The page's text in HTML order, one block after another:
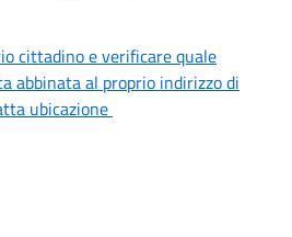
cittadino e verificare quale
abbinata al proprio indirizzo di
ubicazione